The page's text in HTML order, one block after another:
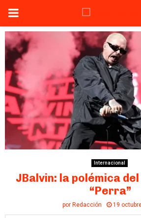
PRIMARY
MENU
Internacional
JBalvin: la polémica
“Perra”
por Redacción 19